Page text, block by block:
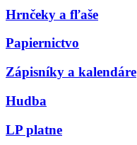
Hrnčeky a fľaše
Papiernictvo
Zápisníky a kalendáre
Hudba
LP platne